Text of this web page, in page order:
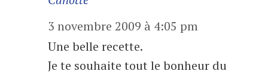
3 novembre 2009 à 4:05 pm
Une belle recette.
Je te souhaite tout le bonheur du